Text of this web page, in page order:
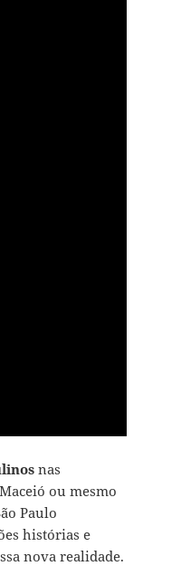
nas
ou mesmo
Paulo
histórias e
nova realidade.